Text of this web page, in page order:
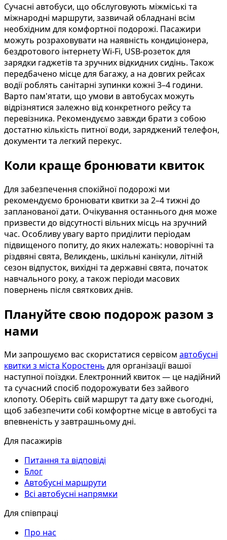
Сучасні автобуси, що обслуговують міжміські та
міжнародні маршрути, зазвичай обладнані всім
необхідним для комфортної подорожі. Пасажири
можуть розраховувати на наявність кондиціонера,
бездротового інтернету Wi-Fi, USB-розеток для
зарядки гаджетів та зручних відкидних сидінь. Також
передбачено місце для багажу, а на довгих рейсах
водії роблять санітарні зупинки кожні 3–4 години.
Варто пам'ятати, що умови в автобусах можуть
відрізнятися залежно від конкретного рейсу та
перевізника. Рекомендуємо завжди брати з собою
достатню кількість питної води, заряджений телефон,
документи та легкий перекус.
Коли краще бронювати квиток
Для забезпечення спокійної подорожі ми
рекомендуємо бронювати квитки за 2–4 тижні до
запланованої дати. Очікування останнього дня може
призвести до відсутності вільних місць на зручний
час. Особливу увагу варто приділити періодам
підвищеного попиту, до яких належать: новорічні та
різдвяні свята, Великдень, шкільні канікули, літній
сезон відпусток, вихідні та державні свята, початок
навчального року, а також періоди масових
повернень після святкових днів.
Плануйте свою подорож разом з
нами
Ми запрошуємо вас скористатися сервісом автобусні
квитки з міста Коростень для організації вашої
наступної поїздки. Електронний квиток — це надійний
та сучасний спосіб подорожувати без зайвого
клопоту. Оберіть свій маршрут та дату вже сьогодні,
щоб забезпечити собі комфортне місце в автобусі та
впевненість у завтрашньому дні.
Для пасажирів
Питання та відповіді
Блог
Автобусні маршрути
Всі автобусні напрямки
Для співпраці
Про нас